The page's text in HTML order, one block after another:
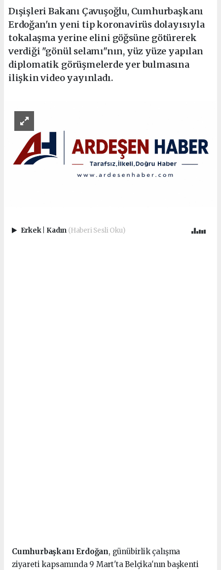
Dışişleri Bakanı Çavuşoğlu, Cumhurbaşkanı
Erdoğan'ın yeni tip koronavirüs dolayısıyla
tokalaşma yerine elini göğsüne götürerek
verdiği "gönül selamı"nın, yüz yüze yapılan
diplomatik görüşmelerde yer bulmasına
ilişkin video yayınladı.
Erkek Kadın (Haberi Sesli Oku)
Cumhurbaşkanı Erdoğan, günübirlik çalışma
ziyareti kapsamında 9 Mart'ta Belçika'nın başkenti